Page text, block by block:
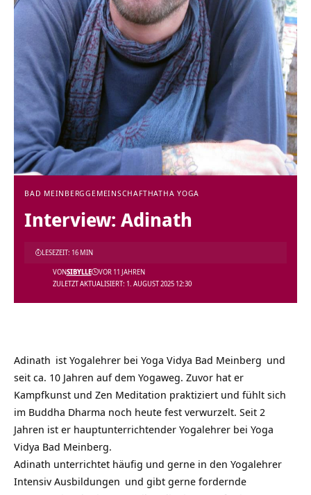
BAD MEINBERGGEMEINSCHAFTHATHA YOGA
Interview: Adinath
ZULETZT AKTUALISIERT: 1. AUGUST 2025 12:30
VONSIBYLLE VOR 11 JAHREN
LESEZEIT: 16 MIN
Adinath ist Yogalehrer bei Yoga Vidya Bad Meinberg und
seit ca. 10 Jahren auf dem Yogaweg. Zuvor hat er
Kampfkunst und Zen Meditation praktiziert und fühlt sich
im Buddha Dharma noch heute fest verwurzelt. Seit 2
Jahren ist er hauptunterrichtender Yogalehrer bei Yoga
Vidya Bad Meinberg.
Adinath unterrichtet häufig und gerne in den Yogalehrer
Intensiv Ausbildungen und gibt gerne fordernde